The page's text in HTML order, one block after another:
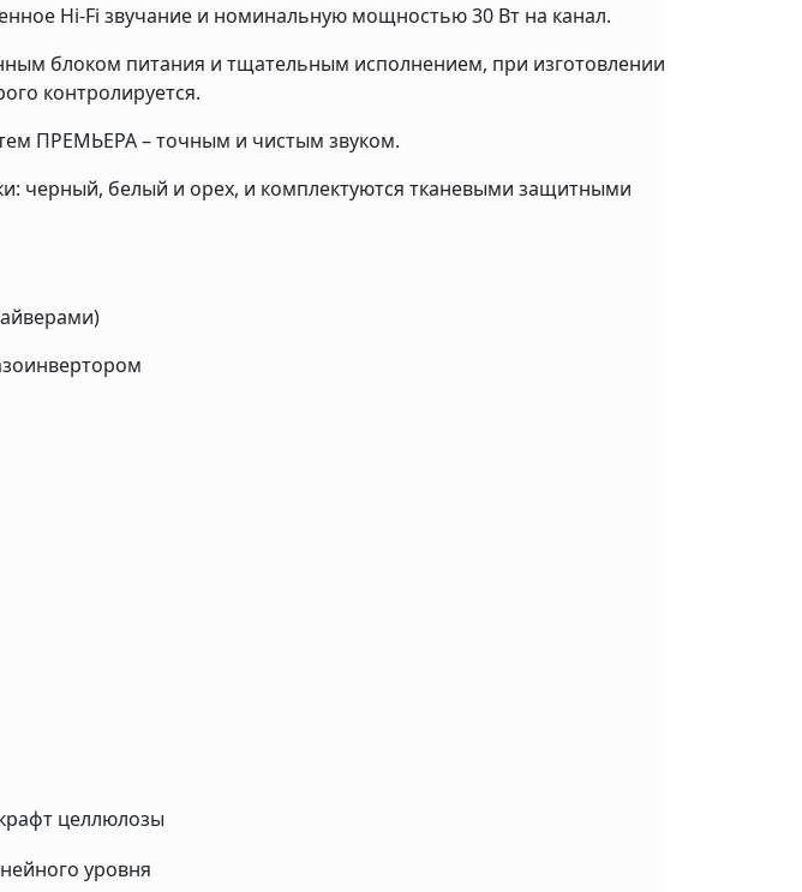
Hi-Fi звучание и номинальную мощностью 30 Вт на канал.
блоком питания и тщательным исполнением, при изготовлении
контролируется.
ПРЕМЬЕРА – точным и чистым звуком.
черный, белый и орех, и комплектуются тканевыми защитными
целлюлозы
уровня